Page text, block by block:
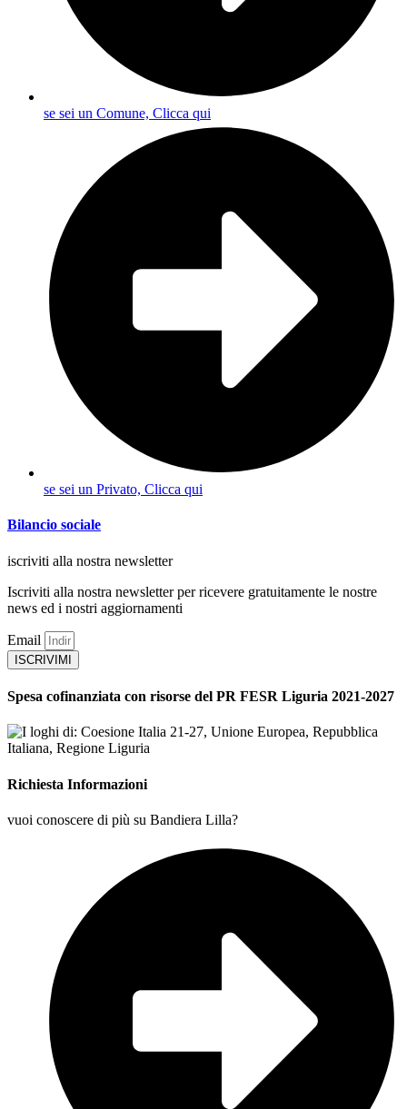
se sei un Comune, Clicca qui
se sei un Privato, Clicca qui
Bilancio sociale
iscriviti alla nostra newsletter
Iscriviti alla nostra newsletter per ricevere gratuitamente le nostre
news ed i nostri aggiornamenti
Email
ISCRIVIMI
Spesa cofinanziata con risorse del PR FESR Liguria 2021-2027
Richiesta Informazioni
vuoi conoscere di più su Bandiera Lilla?